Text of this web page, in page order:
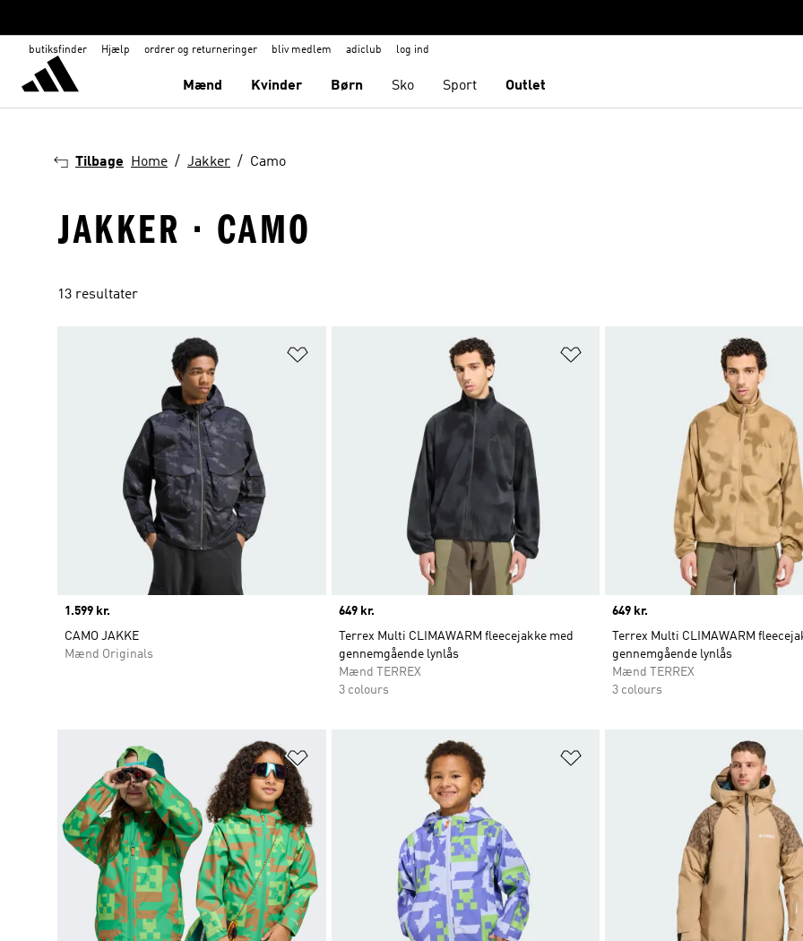
butiksfinder Hjælp ordrer og returneringer bliv medlem adiclub log ind
Mænd Kvinder Børn Sko Sport Outlet
Tilbage Home Jakker Camo
JAKKER · CAMO
13 resultater
Price
1.599 kr.
CAMO JAKKE
Mænd Originals
Price
649 kr.
Terrex Multi CLIMAWARM fleecejakke med
gennemgående lynlås
Mænd TERREX
3 colours
Price
649 kr.
Terrex Multi CLIMAWARM
gennemgående lynlås
Mænd TERREX
3 colours